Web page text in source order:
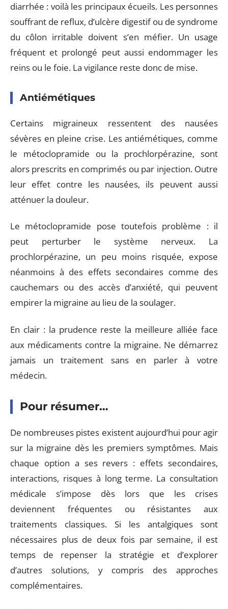
diarrhée : voilà les principaux écueils. Les personnes
souffrant de reflux, d’ulcère digestif ou de syndrome
du côlon irritable doivent s’en méfier. Un usage
fréquent et prolongé peut aussi endommager les
reins ou le foie. La vigilance reste donc de mise.
Antiémétiques
Certains migraineux ressentent des nausées
sévères en pleine crise. Les antiémétiques, comme
le métoclopramide ou la prochlorpérazine, sont
alors prescrits en comprimés ou par injection. Outre
leur effet contre les nausées, ils peuvent aussi
atténuer la douleur.
Le métoclopramide pose toutefois problème : il
peut perturber le système nerveux. La
prochlorpérazine, un peu moins risquée, expose
néanmoins à des effets secondaires comme des
cauchemars ou des accès d’anxiété, qui peuvent
empirer la migraine au lieu de la soulager.
En clair : la prudence reste la meilleure alliée face
aux médicaments contre la migraine. Ne démarrez
jamais un traitement sans en parler à votre
médecin.
Pour résumer…
De nombreuses pistes existent aujourd’hui pour agir
sur la migraine dès les premiers symptômes. Mais
chaque option a ses revers : effets secondaires,
interactions, risques à long terme. La consultation
médicale s’impose dès lors que les crises
deviennent fréquentes ou résistantes aux
traitements classiques. Si les antalgiques sont
nécessaires plus de deux fois par semaine, il est
temps de repenser la stratégie et d’explorer
d’autres solutions, y compris des approches
complémentaires.